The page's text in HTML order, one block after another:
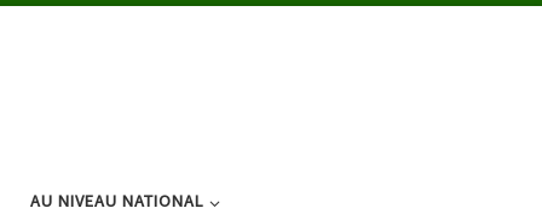
AU NIVEAU NATIONAL